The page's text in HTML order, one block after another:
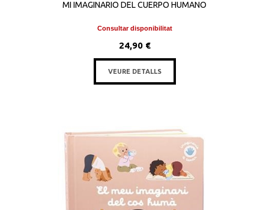
MI IMAGINARIO DEL CUERPO HUMANO
Consultar disponibilitat
24,90 €
VEURE DETALLS